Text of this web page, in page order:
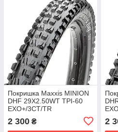
Покришка Maxxis MINION
DHF 29X2.50WT TPI-60
EXO+/3CT/TR
2 300 ₴ 2